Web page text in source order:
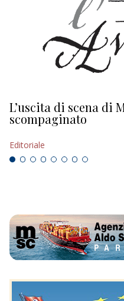
L’uscita di scena di
scompaginato
Editoriale